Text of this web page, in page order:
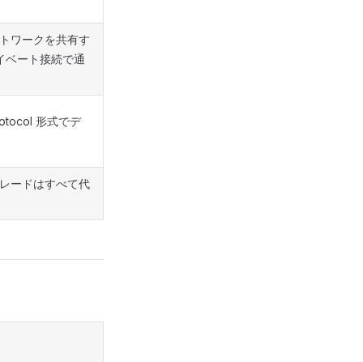
ワークを共有す
ート接続で通
形式でデ
ードはすべて代